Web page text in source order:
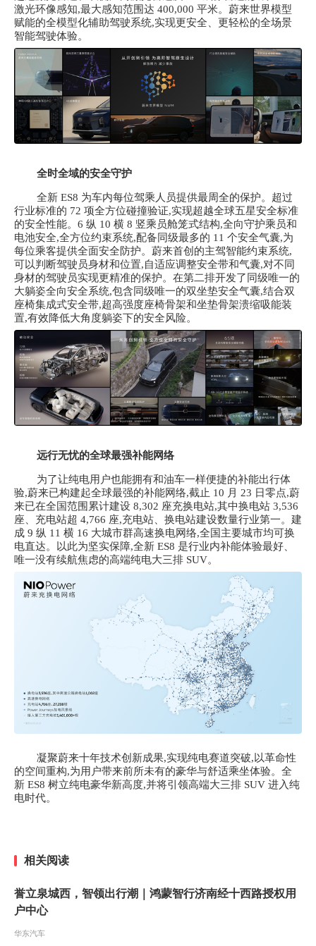
激光环像感知,最大感知范围达 400,000 平米。蔚来世界模型
赋能的全模型化辅助驾驶系统,实现更安全、更轻松的全场景
智能驾驶体验。
全时全域的安全守护
全新 ES8 为车内每位驾乘人员提供最周全的保护。超过
行业标准的 72 项全方位碰撞验证,实现超越全球五星安全标准
的安全性能。6 纵 10 横 8 竖乘员舱笼式结构,全向守护乘员和
电池安全,全方位约束系统,配备同级最多的 11 个安全气囊,为
每位乘客提供全面安全防护。蔚来首创的主驾智能约束系统,
可以判断驾驶员身材和位置,自适应调整安全带和气囊,对不同
身材的驾驶员实现更精准的保护。在第二排开发了同级唯一的
大躺姿全向安全系统,包含同级唯一的双坐垫安全气囊,结合双
座椅集成式安全带,超高强度座椅骨架和坐垫骨架溃缩吸能装
置,有效降低大角度躺姿下的安全风险。
远行无忧的全球最强补能网络
为了让纯电用户也能拥有和油车一样便捷的补能出行体
验,蔚来已构建起全球最强的补能网络,截止 10 月 23 日零点,蔚
来已在全国范围累计建设 8,302 座充换电站,其中换电站 3,536
座、充电站超 4,766 座,充电站、换电站建设数量行业第一。建
成 9 纵 11 横 16 大城市群高速换电网络,全国主要城市均可换
电直达。以此为坚实保障,全新 ES8 是行业内补能体验最好、
唯一没有续航焦虑的高端纯电大三排 SUV。
凝聚蔚来十年技术创新成果,实现纯电赛道突破,以革命性
的空间重构,为用户带来前所未有的豪华与舒适乘坐体验。全
新 ES8 树立纯电豪华新高度,并将引领高端大三排 SUV 进入纯
电时代。
相关阅读
誉立泉城西，智领出行潮｜鸿蒙智行济南经十西路授权用
户中心
华东汽车